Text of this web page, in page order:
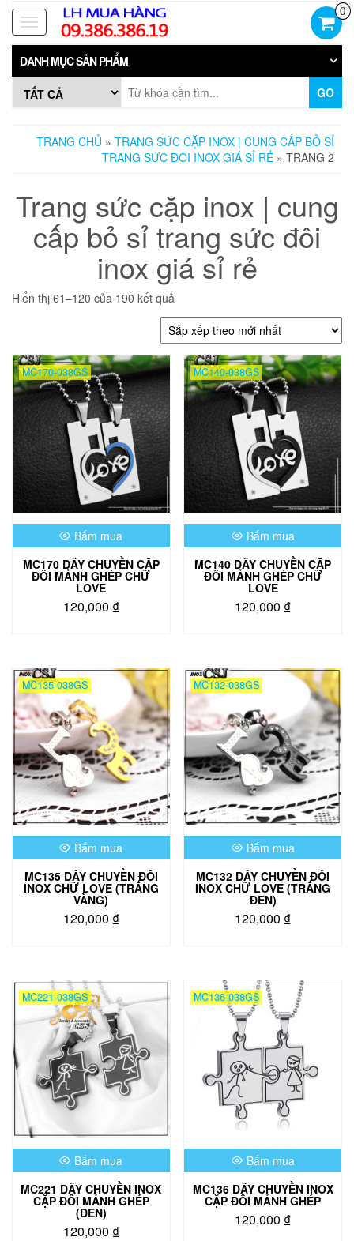
Skip
the
content
Toggle
navigation
0
DANH MỤC SẢN PHẨM
GO
TRANG CHỦ » TRANG SỨC CẶP INOX | CUNG CẤP BỎ SỈ
TRANG SỨC ĐÔI INOX GIÁ SỈ RẺ » TRANG 2
Trang sức cặp inox | cung
cấp bỏ sỉ trang sức đôi
inox giá sỉ rẻ
Hiển thị 61–120 của 190 kết quả
sắp
xếp
theo
mới
nhất
MC170-038GS
Bấm mua
MC170 DÂY CHUYỀN CẶP
ĐÔI MẢNH GHÉP CHỮ
LOVE
120,000 ₫
MC140-038GS
Bấm mua
MC140 DÂY CHUYỀN CẶP
ĐÔI MẢNH GHÉP CHỮ
LOVE
120,000 ₫
MC135-038GS
Bấm mua
MC135 DÂY CHUYỀN ĐÔI
INOX CHỮ LOVE (TRẮNG
VÀNG)
120,000 ₫
MC132-038GS
Bấm mua
MC132 DÂY CHUYỀN ĐÔI
INOX CHỮ LOVE (TRẮNG
ĐEN)
120,000 ₫
MC221-038GS
Bấm mua
MC221 DÂY CHUYỀN INOX
CẶP ĐÔI MẢNH GHÉP
(ĐEN)
120,000 ₫
MC136-038GS
Bấm mua
MC136 DÂY CHUYỀN INOX
CẶP ĐÔI MẢNH GHÉP
120,000 ₫